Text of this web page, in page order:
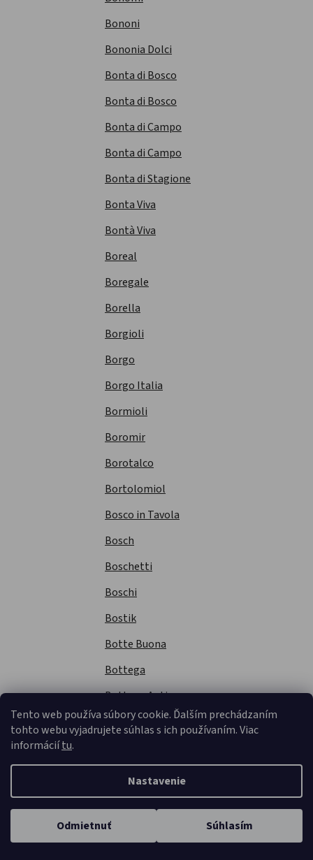
Tento web používa súbory cookie. Ďalším prechádzaním
tohto webu vyjadrujete súhlas s ich používaním. Viac
informáciítu.
Nastavenie
Odmietnuť Súhlasím
Bononi
Bononia Dolci
Bonta di Bosco
Bonta di Bosco
Bonta di Campo
Bonta di Campo
Bonta di Stagione
Bonta Viva
Bontà Viva
Boreal
Boregale
Borella
Borgioli
Borgo
Borgo Italia
Bormioli
Boromir
Borotalco
Bortolomiol
Bosco in Tavola
Bosch
Boschetti
Boschi
Bostik
Botte Buona
Bottega
Bottega Antica
Bottega antichi sapori
Bounty
Bour bon